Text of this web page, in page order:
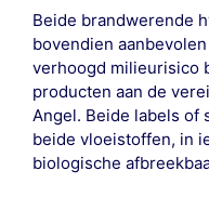
Beide brandwerende
bovendien
verhoogd milieurisico
producten aan de
Angel. Beide labels of
beide vloeistoffen, in
biologische